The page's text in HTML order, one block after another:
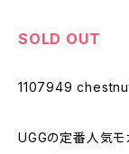
SOLD OUT
1107949 chestnut
UGGの定番人気モ